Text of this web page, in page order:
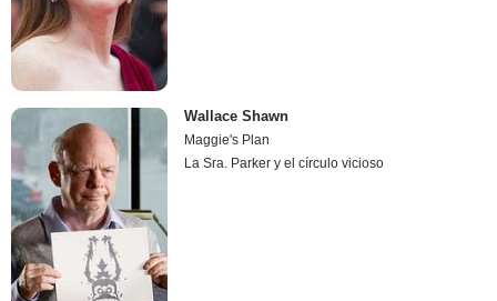
Wallace Shawn
Maggie's Plan
La Sra. Parker y el círculo vicioso